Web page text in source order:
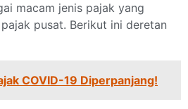
macam jenis pajak yang
pusat. Berikut ini deretan
COVID-19 Diperpanjang!